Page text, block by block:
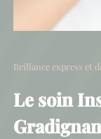
Brillance express et
Le soin